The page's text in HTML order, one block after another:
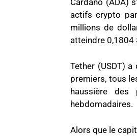
Cardano (ADA)
actifs crypto
millions de
atteindre 0,1804
Tether (USDT)
premiers, tous
haussière des
hebdomadaires.
Alors que le